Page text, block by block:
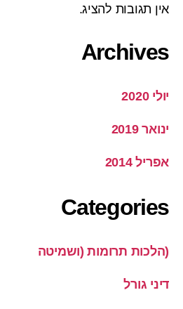
אין תגובות להציג.
Archives
יולי 2020
ינואר 2019
אפריל 2014
Categories
(הלכות תרומות (ושמיטה
דיני גורל